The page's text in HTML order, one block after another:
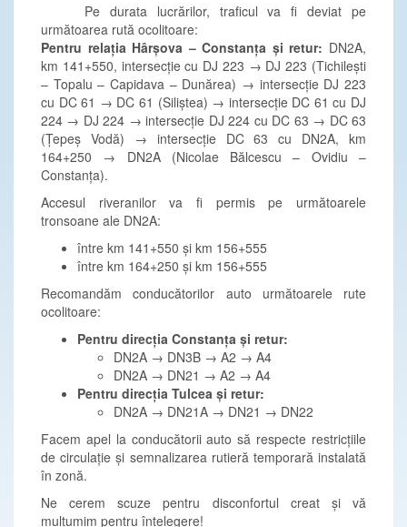
Pe durata lucrărilor, traficul va fi deviat pe
următoarea rută ocolitoare:
Pentru relația Hârșova – Constanța și retur: DN2A,
km 141+550, intersecție cu DJ 223 → DJ 223 (Tichilești
– Topalu – Capidava – Dunărea) → intersecție DJ 223
cu DC 61 → DC 61 (Siliștea) → intersecție DC 61 cu DJ
224 → DJ 224 → intersecție DJ 224 cu DC 63 → DC 63
(Țepeș Vodă) → intersecție DC 63 cu DN2A, km
164+250 → DN2A (Nicolae Bălcescu – Ovidiu –
Constanța).
Accesul riveranilor va fi permis pe următoarele
tronsoane ale DN2A:
între km 141+550 și km 156+555
între km 164+250 și km 156+555
Recomandăm conducătorilor auto următoarele rute
ocolitoare:
Pentru direcția Constanța și retur:
DN2A → DN3B → A2 → A4
DN2A → DN21 → A2 → A4
Pentru direcția Tulcea și retur:
DN2A → DN21A → DN21 → DN22
Facem apel la conducătorii auto să respecte restricțiile
de circulație și semnalizarea rutieră temporară instalată
în zonă.
Ne cerem scuze pentru disconfortul creat și vă
mulțumim pentru înțelegere!